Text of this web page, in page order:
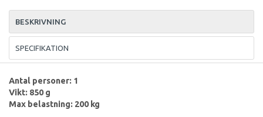
BESKRIVNING
SPECIFIKATION
Antal personer: 1
Vikt: 850 g
Max belastning: 200 kg